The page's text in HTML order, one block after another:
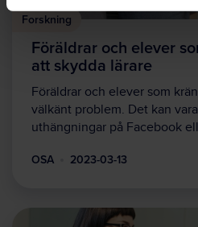
Forskning
Föräldrar och elever
att skydda lärare
Föräldrar och elever som
välkänt problem. Det kan
uthängningar på Facebook
OSA 2023-03-13